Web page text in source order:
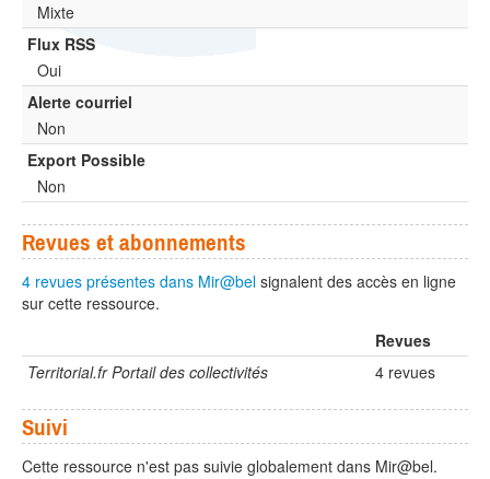
Mixte
Flux RSS
Oui
Alerte courriel
Non
Export Possible
Non
Revues et abonnements
4 revues présentes dans Mir@bel signalent des accès en ligne
sur cette ressource.
Revues
Territorial.fr Portail des collectivités
4 revues
Suivi
Cette ressource n'est pas suivie globalement dans Mir@bel.